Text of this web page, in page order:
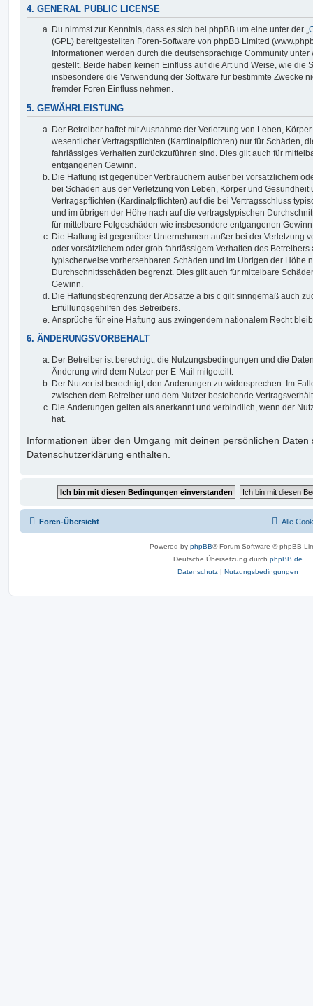
4. GENERAL PUBLIC LICENSE
Du nimmst zur Kenntnis, dass es sich bei phpBB um eine unter der „
(GPL) bereitgestellten Foren-Software von phpBB Limited
Informationen werden durch die deutschsprachige Community
gestellt. Beide haben keinen Einfluss auf die Art und Weise, wie die
insbesondere die Verwendung der Software für bestimmte Zwecke
fremder Foren Einfluss nehmen.
5. GEWÄHRLEISTUNG
Der Betreiber haftet mit Ausnahme der Verletzung von Leben,
wesentlicher Vertragspflichten (Kardinalpflichten) nur für Schäden,
fahrlässiges Verhalten zurückzuführen sind. Dies gilt auch für
entgangenen Gewinn.
Die Haftung ist gegenüber Verbrauchern außer bei vorsätzlichem
bei Schäden aus der Verletzung von Leben, Körper und
Vertragspflichten (Kardinalpflichten) auf die bei Vertragsschluss
und im übrigen der Höhe nach auf die vertragstypischen
für mittelbare Folgeschäden wie insbesondere entgangenen
Die Haftung ist gegenüber Unternehmern außer bei der Verletzung
oder vorsätzlichem oder grob fahrlässigem Verhalten des Betreibers
typischerweise vorhersehbaren Schäden und im Übrigen der Höhe
Durchschnittsschäden begrenzt. Dies gilt auch für mittelbare
Gewinn.
Die Haftungsbegrenzung der Absätze a bis c gilt sinngemäß auch
Erfüllungsgehilfen des Betreibers.
Ansprüche für eine Haftung aus zwingendem nationalem Recht
6. ÄNDERUNGSVORBEHALT
Der Betreiber ist berechtigt, die Nutzungsbedingungen und die
Änderung wird dem Nutzer per E-Mail mitgeteilt.
Der Nutzer ist berechtigt, den Änderungen zu widersprechen. Im
zwischen dem Betreiber und dem Nutzer bestehende
Die Änderungen gelten als anerkannt und verbindlich, wenn der
hat.
Informationen über den Umgang mit deinen persönlichen Daten
Datenschutzerklärung enthalten.
Foren-Übersicht Alle
Powered by phpBB® Forum Software © phpBB
Deutsche Übersetzung durch phpBB.de
Datenschutz | Nutzungsbedingungen